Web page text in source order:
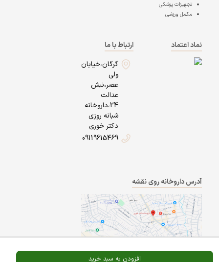
افزودن به سبد خرید
تجهیزات پزشکی
مکمل ورزشی
نماد اعتماد
ارتباط با ما
گرگان،خیابان
ولی
عصر،نبش
عدالت
24،داروخانه
شبانه روزی
دکتر خوری
09119615469
آدرس داروخانه روی نقشه